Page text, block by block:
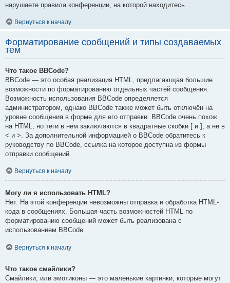
нарушаете правила конференции, на которой находитесь.
Вернуться к началу
Форматирование сообщений и типы создаваемых
тем
Что такое BBCode?
BBCode — это особая реализация HTML, предлагающая большие
возможности по форматированию отдельных частей сообщения.
Возможность использования BBCode определяется
администратором, однако BBCode также может быть отключён на
уровне сообщения в форме для его отправки. BBCode очень похож
на HTML, но теги в нём заключаются в квадратные скобки [ и ], а не в
< и >. За дополнительной информацией о BBCode обратитесь к
руководству по BBCode, ссылка на которое доступна из формы
отправки сообщений.
Вернуться к началу
Могу ли я использовать HTML?
Нет. На этой конференции невозможны отправка и обработка HTML-
кода в сообщениях. Большая часть возможностей HTML по
форматированию сообщений может быть реализована с
использованием BBCode.
Вернуться к началу
Что такое смайлики?
Смайлики, или эмотиконы — это маленькие картинки, которые могут